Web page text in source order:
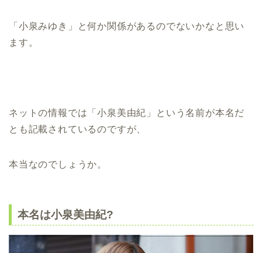
「小泉みゆき」と何か関係があるのでないかなと思い
ます。
ネットの情報では「小泉美由紀」という名前が本名だ
とも記載されているのですが、
本当なのでしょうか。
本名は小泉美由紀?